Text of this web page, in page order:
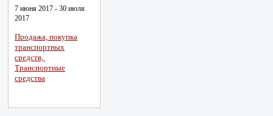
7 июня 2017 - 30 июля
2017
Продажа, покупка
транспортных
средств,
Транспортные
средства